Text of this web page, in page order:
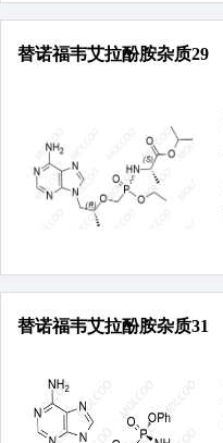
替诺福韦艾拉酚胺杂质29
替诺福韦艾拉酚胺杂质31